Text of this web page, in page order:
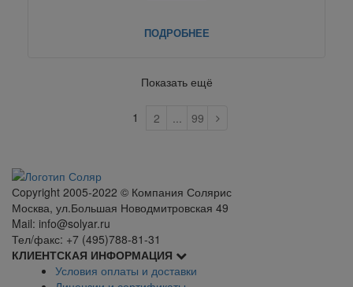
ПОДРОБНЕЕ
Показать ещё
1 2 ... 99
Сopyright 2005-2022 © Компания Солярис
Москва, ул.Большая Новодмитровская 49
Mail: info@solyar.ru
Тел/факс: +7 (495)788-81-31
КЛИЕНТСКАЯ ИНФОРМАЦИЯ
Условия оплаты и доставки